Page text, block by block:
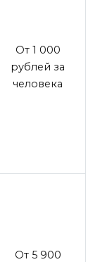
От 1 000
рублей за
человека
От 5 900